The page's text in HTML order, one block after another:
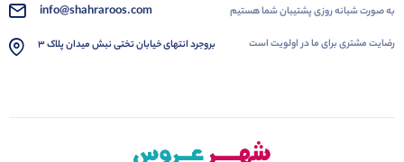
به صورت شبانه روزی پشتیبان شما هستیم
رضایت مشتری برای ما در اولویت است
info@shahraroos.com
بروجرد انتهای خیابان تختی نبش میدان پلاک 3